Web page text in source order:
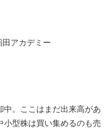
アカデミー
中。ここはまだ出来高があ
小型株は買い集めるのも売